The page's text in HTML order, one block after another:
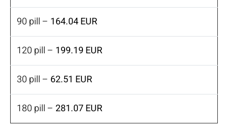
90 pill – 164.04 EUR
120 pill – 199.19 EUR
30 pill – 62.51 EUR
180 pill – 281.07 EUR